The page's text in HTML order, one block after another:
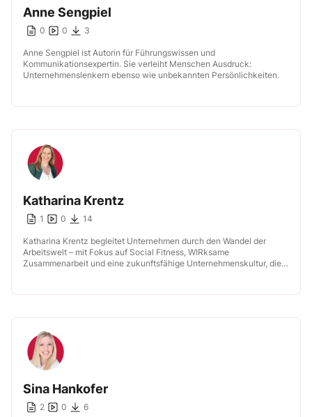
Anne Sengpiel
0 0 3
Anne Sengpiel ist Autorin für Führungswissen und
Kommunikationsexpertin. Sie verleiht Menschen Ausdruck:
Unternehmenslenkern ebenso wie unbekannten Persönlichkeiten.
Katharina Krentz
1 0 14
Katharina Krentz begleitet Unternehmen durch den Wandel der
Arbeitswelt – mit Fokus auf Social Fitness, WIRksame
Zusammenarbeit und eine zukunftsfähige Unternehmenskultur, die
Sina Hankofer
2 0 6